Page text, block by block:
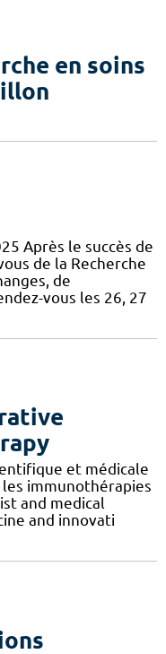
en soins
Après le succès de
de la Recherche
de
vous les 26, 27
et médicale
immunothérapies
and medical
and innovati